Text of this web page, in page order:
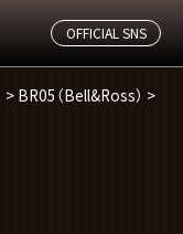
OFFICIAL SNS
> BR05（Bell&Ross） >